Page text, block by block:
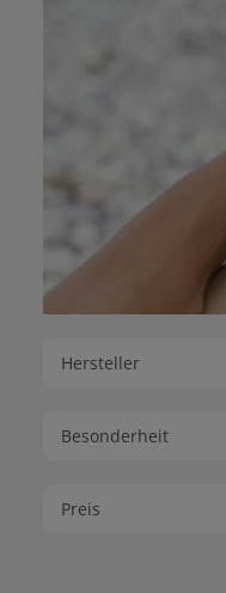
Hersteller
Besonderheit
Preis